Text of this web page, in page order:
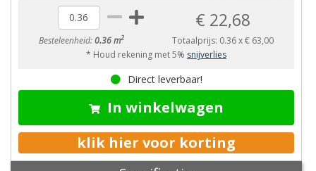
Besteleenheid:0.36 m2
€ 22,68
Totaalprijs: 0.36x€ 63,00
* Houd rekening met 5% snijverlies
Direct leverbaar!
In winkelwagen
klik hier voor korting